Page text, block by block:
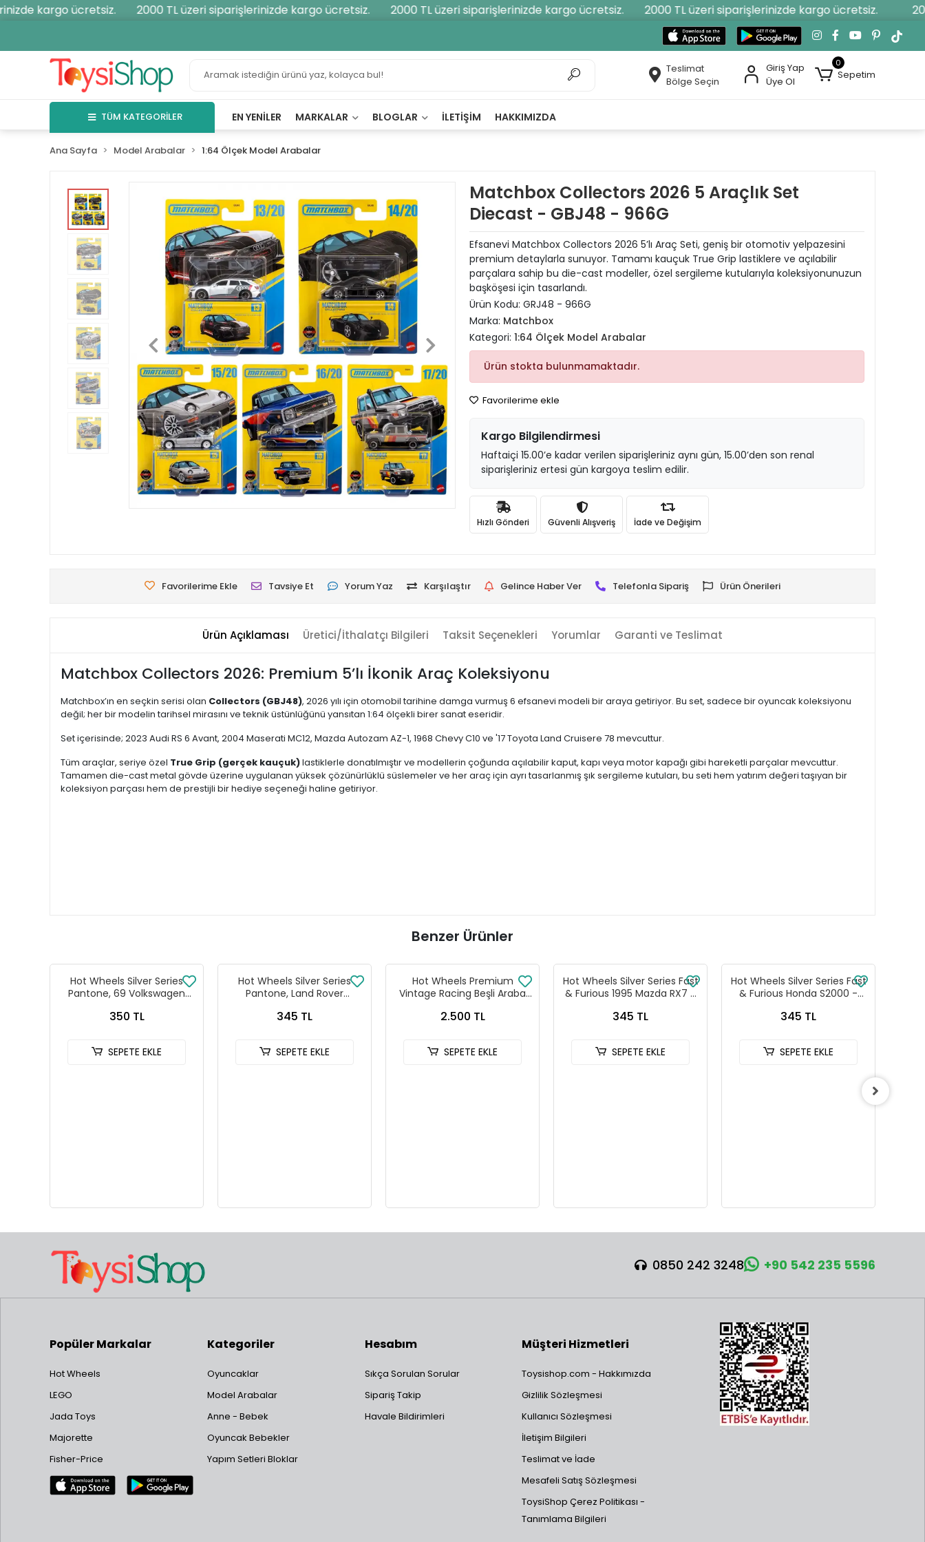
kargo ücretsiz. 2000 TL üzeri siparişlerinizde kargo ücretsiz. 2000 TL üzeri siparişlerinizde kargo ücretsiz. 2000 TL üzeri siparişlerinizde kargo ücretsiz.
Teslimat
Bölge Seçin
Giriş Yap
Üye Ol
0
Sepetim
TÜM KATEGORİLER EN YENILER MARKALAR BLOGLAR İLETIŞIM HAKKIMIZDA
Ana Sayfa Model Arabalar 1:64 Ölçek Model Arabalar
Matchbox Collectors 2026 5 Araçlık Set
Diecast - GBJ48 - 966G
Efsanevi Matchbox Collectors 2026 5’lı Araç Seti, geniş bir otomotiv yelpazesini
premium detaylarla sunuyor. Tamamı kauçuk True Grip lastiklere ve açılabilir
parçalara sahip bu die-cast modeller, özel sergileme kutularıyla koleksiyonunuzun
başköşesi için tasarlandı.
Ürün Kodu: GRJ48 - 966G
Marka: Matchbox
Kategori: 1:64 Ölçek Model Arabalar
Ürün stokta bulunmamaktadır.
Favorilerime ekle
Kargo Bilgilendirmesi
Haftaiçi 15.00’e kadar verilen siparişleriniz aynı gün, 15.00’den son renal
siparişleriniz ertesi gün kargoya teslim edilir.
Hızlı Gönderi Güvenli Alışveriş İade ve Değişim
Favorilerime Ekle Tavsiye Et Yorum Yaz Karşılaştır Gelince Haber Ver Telefonla Sipariş Ürün Önerileri
Ürün Açıklaması Üretici/İthalatçı Bilgileri Taksit Seçenekleri Yorumlar Garanti ve Teslimat
Matchbox Collectors 2026: Premium 5’lı İkonik Araç Koleksiyonu
Matchbox’ın en seçkin serisi olan Collectors (GBJ48), 2026 yılı için otomobil tarihine damga vurmuş 6 efsanevi modeli bir araya getiriyor. Bu set, sadece bir oyuncak koleksiyonu
değil; her bir modelin tarihsel mirasını ve teknik üstünlüğünü yansıtan 1:64 ölçekli birer sanat eseridir.
Set içerisinde; 2023 Audi RS 6 Avant, 2004 Maserati MC12, Mazda Autozam AZ-1, 1968 Chevy C10 ve '17 Toyota Land Cruisere 78 mevcuttur.
Tüm araçlar, seriye özel True Grip (gerçek kauçuk)lastiklerle donatılmıştır ve modellerin çoğunda açılabilir kaput, kapı veya motor kapağı gibi hareketli parçalar mevcuttur.
Tamamen die-cast metal gövde üzerine uygulanan yüksek çözünürlüklü süslemeler ve her araç için ayrı tasarlanmış şık sergileme kutuları, bu seti hem yatırım değeri taşıyan bir
koleksiyon parçası hem de prestijli bir hediye seçeneği haline getiriyor.
Benzer Ürünler
Hot Wheels Silver Series
Pantone, 69 Volkswagen
350 TL
SEPETE EKLE
Hot Wheels Silver Series
Pantone, Land Rover
345 TL
SEPETE EKLE
Hot Wheels Premium
Vintage Racing Beşli Araba
2.500 TL
SEPETE EKLE
Hot Wheels Silver Series Fast
& Furious 1995 Mazda RX7 -
345 TL
SEPETE EKLE
Hot Wheels Silver Series Fast
& Furious Honda S2000 -
345 TL
SEPETE EKLE
0850 242 3248 +90 542 235 5596
Popüler Markalar
Hot Wheels
LEGO
Jada Toys
Majorette
Fisher-Price
Kategoriler
Oyuncaklar
Model Arabalar
Anne - Bebek
Oyuncak Bebekler
Yapım Setleri Bloklar
Hesabım
Sıkça Sorulan Sorular
Sipariş Takip
Havale Bildirimleri
Müşteri Hizmetleri
Toysishop.com - Hakkımızda
Gizlilik Sözleşmesi
Kullanıcı Sözleşmesi
İletişim Bilgileri
Teslimat ve İade
Mesafeli Satış Sözleşmesi
ToysiShop Çerez Politikası -
Tanımlama Bilgileri